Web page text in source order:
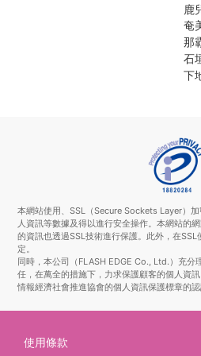
鹿
奄
那
石
下
本網站使用、SSL（Secure Sockets Layer）
人資訊等數據及得以進行安全操作。本網站的
的資訊也透過SSL技術進行保護。此外，在
定。
同時，本公司（FLASH EDGE Co., Ltd.）充分
任，在萬全的措施下，力求保護顧客的個人資
情報經濟社會推進協會的個人資訊保護標章的認
使用條款